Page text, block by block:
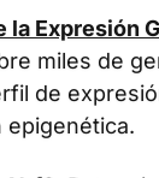
la Expresión
miles de
de
epigenética.